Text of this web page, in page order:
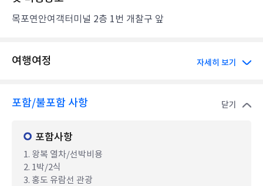
목포연안여객터미널 2층 1번 개찰구 앞
여행여정 자세히 보기
포함/불포함 사항 닫기
포함사항
1. 왕복 열차/선박비용
2. 1박/2식
3. 홍도 유람선 관광